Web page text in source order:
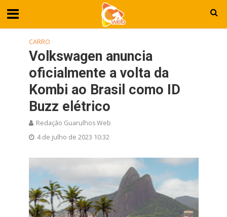
CARRO
Volkswagen anuncia
oficialmente a volta da
Kombi ao Brasil como ID
Buzz elétrico
Redação Guarulhos Web
4 de julho de 2023 10:32